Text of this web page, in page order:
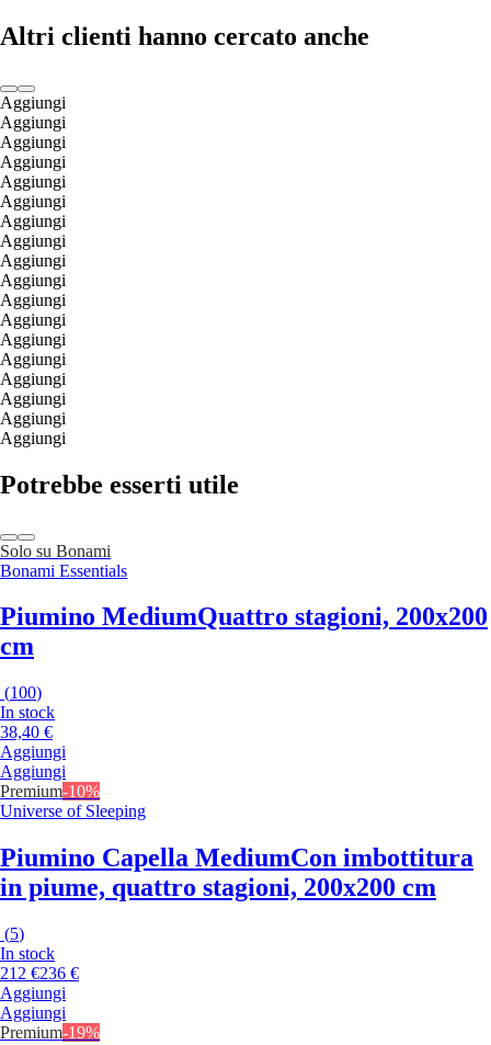
Altri clienti hanno cercato anche
Aggiungi
Aggiungi
Aggiungi
Aggiungi
Aggiungi
Aggiungi
Aggiungi
Aggiungi
Aggiungi
Aggiungi
Aggiungi
Aggiungi
Aggiungi
Aggiungi
Aggiungi
Aggiungi
Aggiungi
Aggiungi
Potrebbe esserti utile
Solo su Bonami
Bonami Essentials
Piumino MediumQuattro stagioni, 200x200
cm
(100)
In stock
38,40 €
Aggiungi
Aggiungi
Premium-10%
Universe of Sleeping
Piumino Capella MediumCon imbottitura
in piume, quattro stagioni, 200x200 cm
(5)
In stock
212 €236 €
Aggiungi
Aggiungi
Premium-19%